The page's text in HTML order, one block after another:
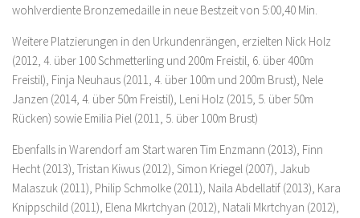
wohlverdiente Bronzemedaille in neue Bestzeit von 5:00,40 Min.
Weitere Platzierungen in den Urkundenrängen, erzielten Nick Holz
(2012, 4. über 100 Schmetterling und 200m Freistil, 6. über 400m
Freistil), Finja Neuhaus (2011, 4. über 100m und 200m Brust), Nele
Janzen (2014, 4. über 50m Freistil), Leni Holz (2015, 5. über 50m
Rücken) sowie Emilia Piel (2011, 5. über 100m Brust)
Ebenfalls in Warendorf am Start waren Tim Enzmann (2013), Finn
Hecht (2013), Tristan Kiwus (2012), Simon Kriegel (2007), Jakub
Malaszuk (2011), Philip Schmolke (2011), Naila Abdellatif (2013), Kara
Knippschild (2011), Elena Mkrtchyan (2012), Natali Mkrtchyan (2012),